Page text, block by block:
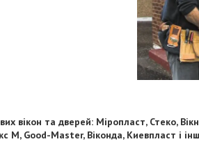
вікон та дверей: Міропласт, Стеко,
М, Good-Master, Віконда, Киевпласт і